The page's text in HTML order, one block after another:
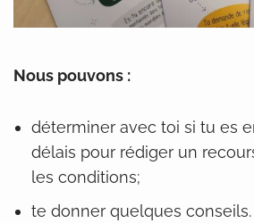
Nous pouvons :
déterminer avec toi si tu es
délais pour rédiger un
les conditions;
te donner quelques conseils.